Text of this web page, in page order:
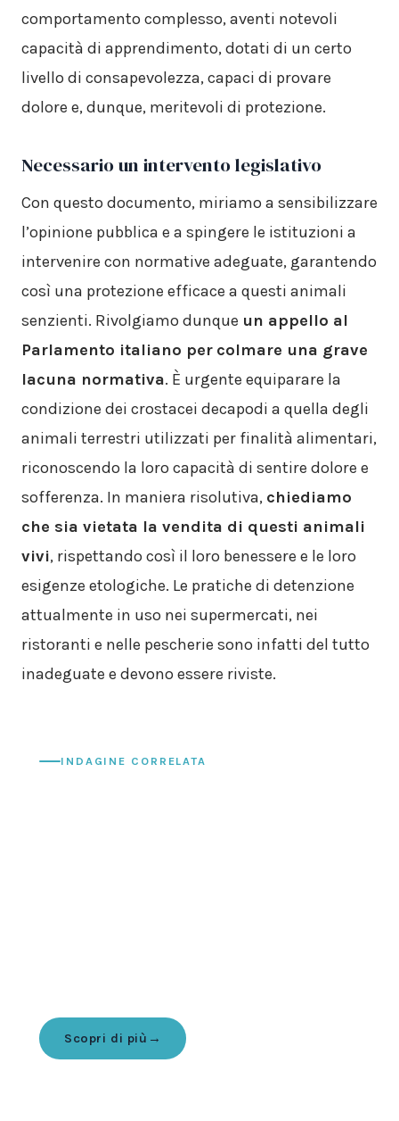
comportamento complesso, aventi notevoli
capacità di apprendimento, dotati di un certo
livello di consapevolezza, capaci di provare
dolore e, dunque, meritevoli di protezione.
Necessario un intervento legislativo
Con questo documento, miriamo a sensibilizzare
l’opinione pubblica e a spingere le istituzioni a
intervenire con normative adeguate, garantendo
così una protezione efficace a questi animali
senzienti. Rivolgiamo dunque un appello al
Parlamento italiano per colmare una grave
lacuna normativa. È urgente equiparare la
condizione dei crostacei decapodi a quella degli
animali terrestri utilizzati per finalità alimentari,
riconoscendo la loro capacità di sentire dolore e
sofferenza. In maniera risolutiva, chiediamo
che sia vietata la vendita di questi animali
vivi, rispettando così il loro benessere e le loro
esigenze etologiche. Le pratiche di detenzione
attualmente in uso nei supermercati, nei
ristoranti e nelle pescherie sono infatti del tutto
inadeguate e devono essere riviste.
INDAGINE CORRELATA
Scopri di più